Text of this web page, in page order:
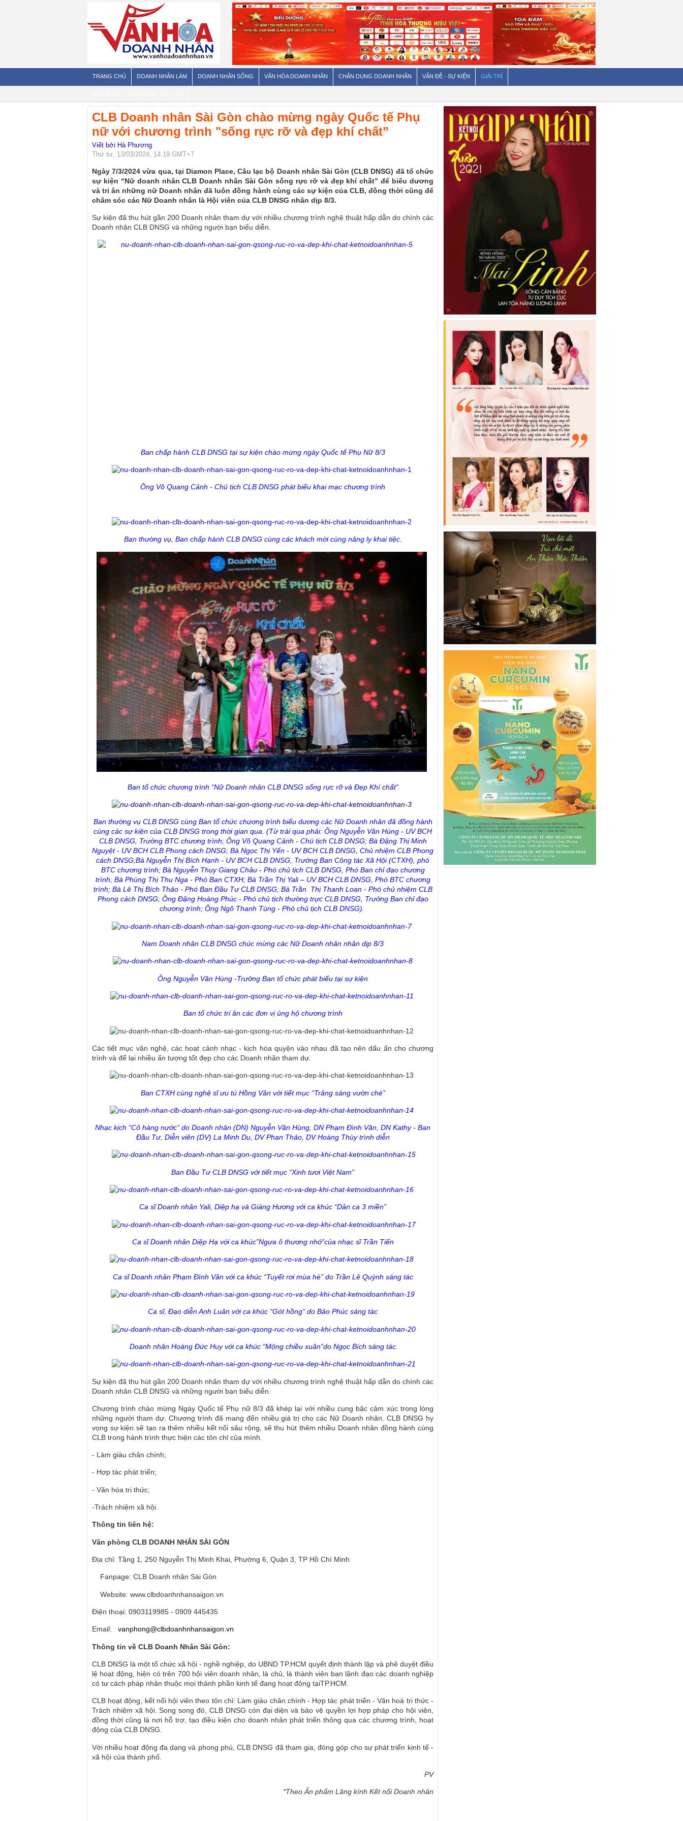
TRANG CHỦ DOANH NHÂN LÀM DOANH NHÂN SỐNG VĂN HÓA DOANH NHÂN CHÂN DUNG DOANH NHÂN VẤN ĐỀ - SỰ KIỆN GIẢI TRÍ
CLB Doanh nhân Sài Gòn chào mừng ngày Quốc tế Phụ
nữ với chương trình "sống rực rỡ và đẹp khí chất”
Viết bởi Hà Phương
Thứ tư, 13/03/2024, 14:19 GMT+7
Ngày 7/3/2024 vừa qua, tại Diamon Place, Câu lạc bộ Doanh nhân Sài Gòn (CLB DNSG) đã tổ chức
sự kiện “Nữ doanh nhân CLB Doanh nhân Sài Gòn sống rực rỡ và đẹp khí chất” để biểu dương
và tri ân những nữ Doanh nhân đã luôn đồng hành cùng các sự kiện của CLB, đồng thời cũng để
chăm sóc các Nữ Doanh nhân là Hội viên của CLB DNSG nhân dịp 8/3.
Sự kiện đã thu hút gần 200 Doanh nhân tham dự với nhiều chương trình nghệ thuật hấp dẫn do chính các
Doanh nhân CLB DNSG và những người bạn biểu diễn.
Ban chấp hành CLB DNSG tại sự kiện chào mừng ngày Quốc tế Phụ Nữ 8/3
Ông Võ Quang Cảnh - Chủ tịch CLB DNSG phát biểu khai mạc chương trình
Ban thường vụ, Ban chấp hành CLB DNSG cùng các khách mời cùng nâng ly khai tiệc.
Ban tổ chức chương trình “Nữ Doanh nhân CLB DNSG sống rực rỡ và Đẹp Khí chất”
Ban thường vụ CLB DNSG cùng Ban tổ chức chương trình biểu dương các Nữ Doanh nhân đã đồng hành
cùng các sự kiện của CLB DNSG trong thời gian qua. (Từ trái qua phải: Ông Nguyễn Văn Hùng - UV BCH
CLB DNSG, Trưởng BTC chương trình; Ông Võ Quang Cảnh - Chủ tịch CLB DNSG; Bà Đặng Thị Minh
Nguyệt - UV BCH CLB Phong cách DNSG; Bà Ngọc Thị Yến - UV BCH CLB DNSG, Chủ nhiệm CLB Phong
cách DNSG;Bà Nguyễn Thị Bích Hạnh - UV BCH CLB DNSG, Trưởng Ban Công tác Xã Hội (CTXH), phó
BTC chương trình; Bà Nguyễn Thụy Giang Châu - Phó chủ tịch CLB DNSG, Phó Ban chỉ đạo chương
trình; Bà Phùng Thị Thu Nga - Phó Ban CTXH; Bà Trần Thị Yali – UV BCH CLB DNSG, Phó BTC chương
trình; Bà Lê Thị Bích Thảo - Phó Ban Đầu Tư CLB DNSG; Bà Trần Thị Thanh Loan - Phó chủ nhiệm CLB
Phong cách DNSG; Ông Đặng Hoàng Phúc - Phó chủ tịch thường trực CLB DNSG, Trưởng Ban chỉ đạo
chương trình; Ông Ngô Thanh Tùng - Phó chủ tịch CLB DNSG).
Nam Doanh nhân CLB DNSG chúc mừng các Nữ Doanh nhân nhân dịp 8/3
Ông Nguyễn Văn Hùng -Trưởng Ban tổ chức phát biểu tại sự kiện
Ban tổ chức tri ân các đơn vị ủng hộ chương trình
Các tiết mục văn nghệ, các hoạt cảnh nhạc - kịch hòa quyện vào nhau đã tạo nên dấu ấn cho chương
trình và để lại nhiều ấn tượng tốt đẹp cho các Doanh nhân tham dự.
Ban CTXH cùng nghệ sĩ ưu tú Hồng Vân với tiết mục “Trăng sáng vườn chè”
Nhạc kịch “Cô hàng nước” do Doanh nhân (DN) Nguyễn Văn Hùng, DN Phạm Đình Văn, DN Kathy - Ban
Đầu Tư, Diễn viên (DV) La Minh Du, DV Phan Thảo, DV Hoàng Thùy trình diễn
Ban Đầu Tư CLB DNSG với tiết mục “Xinh tươi Việt Nam”
Ca sĩ Doanh nhân Yali, Diệp hạ và Giáng Hương với ca khúc “Dân ca 3 miền”
Ca sĩ Doanh nhân Diệp Hạ với ca khúc”Ngựa ô thương nhớ”của nhạc sĩ Trần Tiến
Ca sĩ Doanh nhân Phạm Đình Văn với ca khúc “Tuyết rơi mùa hè” do Trần Lê Quỳnh sáng tác
Ca sĩ, Đạo diễn Anh Luân với ca khúc “Gót hồng” do Bảo Phúc sáng tác
Doanh nhân Hoàng Đức Huy với ca khúc “Mộng chiều xuân”do Ngọc Bích sáng tác.
Sự kiện đã thu hút gần 200 Doanh nhân tham dự với nhiều chương trình nghệ thuật hấp dẫn do chính các
Doanh nhân CLB DNSG và những người bạn biểu diễn.
Chương trình chào mừng Ngày Quốc tế Phụ nữ 8/3 đã khép lại với nhiều cung bậc cảm xúc trong lòng
những người tham dự. Chương trình đã mang đến nhiều giá trị cho các Nữ Doanh nhân. CLB DNSG hy
vọng sự kiện sẽ tạo ra thêm nhiều kết nối sâu rộng, sẽ thu hút thêm nhiều Doanh nhân đồng hành cùng
CLB trong hành trình thực hiện các tôn chỉ của mình.
- Làm giàu chân chính;
- Hợp tác phát triển;
- Văn hóa tri thức;
-Trách nhiệm xã hội.
Thông tin liên hệ:
Văn phòng CLB DOANH NHÂN SÀI GÒN
Địa chỉ: Tầng 1, 250 Nguyễn Thị Minh Khai, Phường 6, Quận 3, TP Hồ Chí Minh
Fanpage: CLB Doanh nhân Sài Gòn
Website: www.clbdoanhnhansaigon.vn
Điện thoại: 0903119985 - 0909 445435
Email: vanphong@clbdoanhnhansaigon.vn
Thông tin về CLB Doanh Nhân Sài Gòn:
CLB DNSG là một tổ chức xã hội - nghề nghiệp, do UBND TP.HCM quyết định thành lập và phê duyệt điều
lệ hoạt động, hiện có trên 700 hội viên doanh nhân, là chủ, là thành viên ban lãnh đạo các doanh nghiệp
có tư cách pháp nhân thuộc mọi thành phần kinh tế đang hoạt động tạiTP.HCM.
CLB hoạt động, kết nối hội viên theo tôn chỉ: Làm giàu chân chính - Hợp tác phát triển - Văn hoá tri thức -
Trách nhiệm xã hội. Song song đó, CLB DNSG còn đại diện và bảo vệ quyền lợi hợp pháp cho hội viên,
đồng thời cũng là nơi hỗ trợ, tạo điều kiện cho doanh nhân phát triển thông qua các chương trình, hoạt
động của CLB DNSG.
Với nhiều hoạt động đa dạng và phong phú, CLB DNSG đã tham gia, đóng góp cho sự phát triển kinh tế -
xã hội của thành phố.
PV
*Theo Ấn phẩm Lăng kính Kết nối Doanh nhân